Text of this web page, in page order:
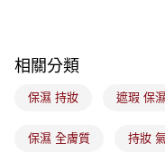
3.實際核准額度、可分期數及
4.訂單成立30分鐘內，如未前
消。如遇「轉專審核」未通
法說明評估內容。
1.分期款項不併入電信帳單
全家取貨付款
每筆NT$100，滿
相關分類
保濕 持妝 遮瑕 保
保濕 全膚質 持妝